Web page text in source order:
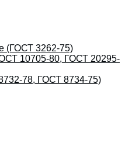
(ГОСТ 3262-75)
10705-80, ГОСТ 20295-
78, ГОСТ 8734-75)